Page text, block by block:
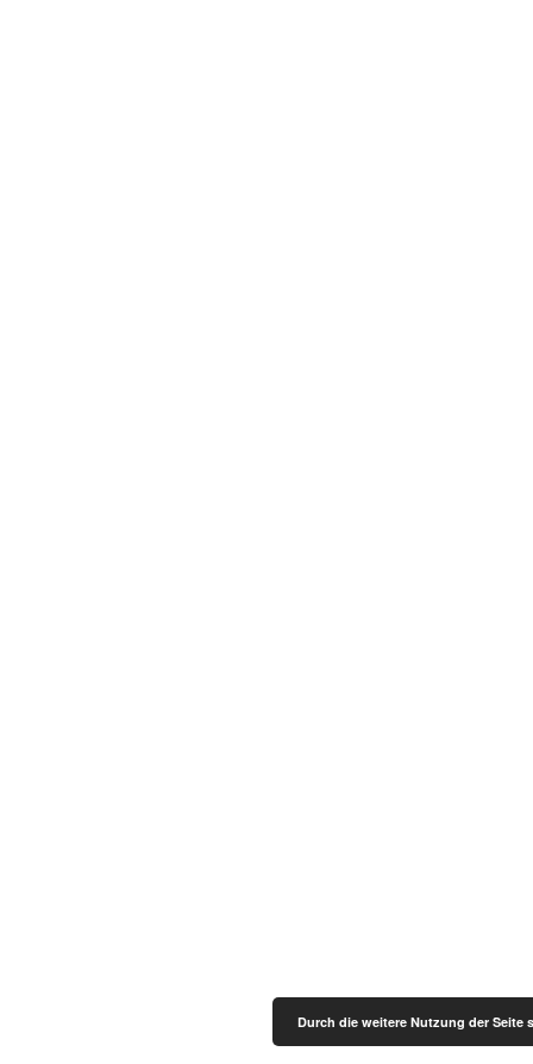
Durch die weitere Nutzung der